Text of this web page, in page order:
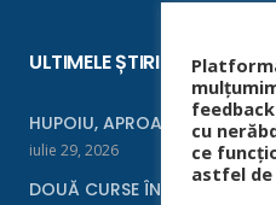
ULTIMELE ȘTIRI
HUPOIU, APROAPE DE FINALĂ
iulie 29, 2026
DOUĂ CURSE ÎNTR-UN
cu
ce
astfel